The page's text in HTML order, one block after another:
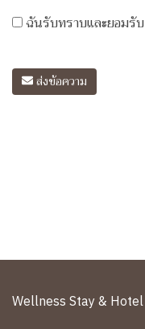
ฉันรับทราบและยอมรับ
ส่งข้อความ
Wellness Stay &